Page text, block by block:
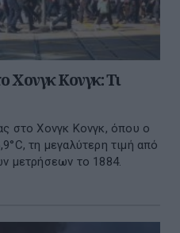
Χονγκ Κονγκ: Τι
στο Χονγκ Κονγκ, όπου ο
τη μεγαλύτερη τιμή από
μετρήσεων το 1884.